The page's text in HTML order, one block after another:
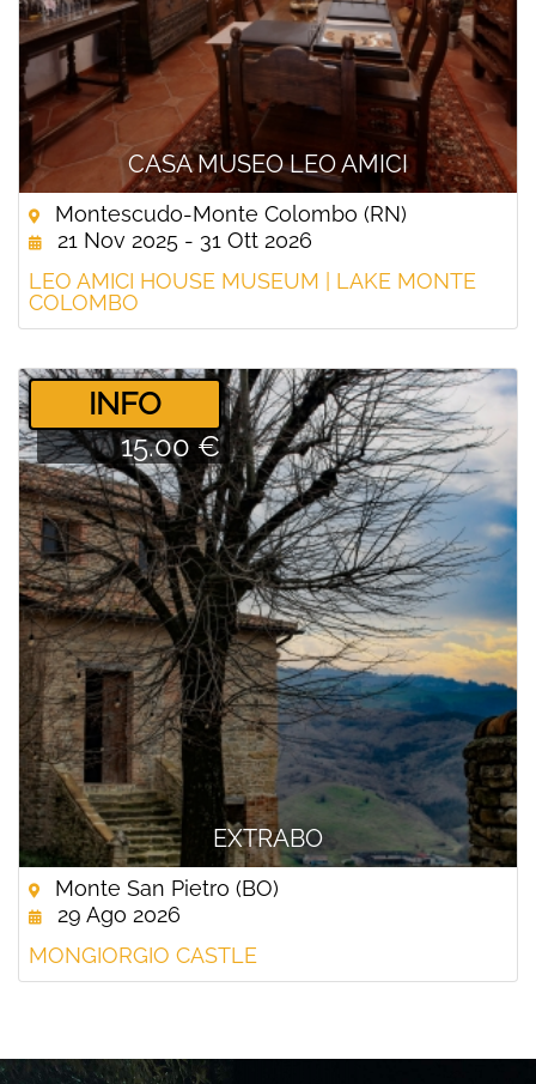
CASA MUSEO LEO AMICI
Montescudo-Monte Colombo (RN)
21 Nov 2025 - 31 Ott 2026
LEO AMICI HOUSE MUSEUM | LAKE MONTE
COLOMBO
EXTRABO
­INFO
15.00 €
Monte San Pietro (BO)
29 Ago 2026
MONGIORGIO CASTLE